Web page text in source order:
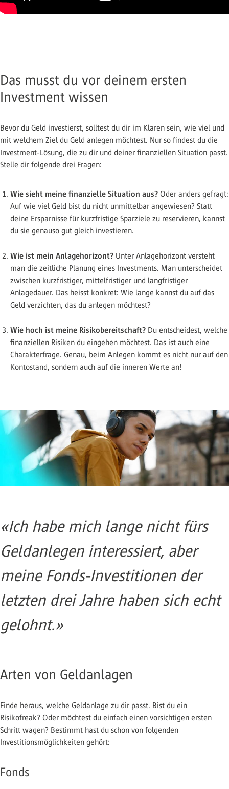
Das musst du vor deinem ersten
Investment wissen
Bevor du Geld investierst, solltest du dir im Klaren sein, wie viel und
mit welchem Ziel du Geld anlegen möchtest. Nur so findest du die
Investment-Lösung, die zu dir und deiner finanziellen Situation passt.
Stelle dir folgende drei Fragen:
Wie sieht meine finanzielle Situation aus? Oder anders gefragt:
Auf wie viel Geld bist du nicht unmittelbar angewiesen? Statt
deine Ersparnisse für kurzfristige Sparziele zu reservieren, kannst
du sie genauso gut gleich investieren.
Wie ist mein Anlagehorizont? Unter Anlagehorizont versteht
man die zeitliche Planung eines Investments. Man unterscheidet
zwischen kurzfristiger, mittelfristiger und langfristiger
Anlagedauer. Das heisst konkret: Wie lange kannst du auf das
Geld verzichten, das du anlegen möchtest?
Wie hoch ist meine Risikobereitschaft? Du entscheidest, welche
finanziellen Risiken du eingehen möchtest. Das ist auch eine
Charakterfrage. Genau, beim Anlegen kommt es nicht nur auf den
Kontostand, sondern auch auf die inneren Werte an!
«Ich habe mich lange nicht fürs
Geldanlegen interessiert, aber
meine Fonds-Investitionen der
letzten drei Jahre haben sich echt
gelohnt.»
Arten von Geldanlagen
Finde heraus, welche Geldanlage zu dir passt. Bist du ein
Risikofreak? Oder möchtest du einfach einen vorsichtigen ersten
Schritt wagen? Bestimmt hast du schon von folgenden
Investitionsmöglichkeiten gehört:
Fonds